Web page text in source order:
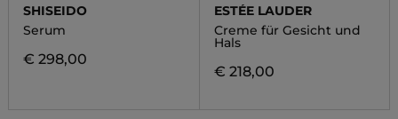
SHISEIDO
Serum
€ 298,00
ESTÉE LAUDER
Creme für Gesicht und
Hals
€ 218,00